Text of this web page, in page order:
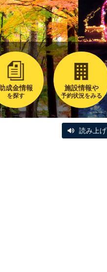
助成金情報
を探す
施設情報や
予約状況をみる
読み上げ